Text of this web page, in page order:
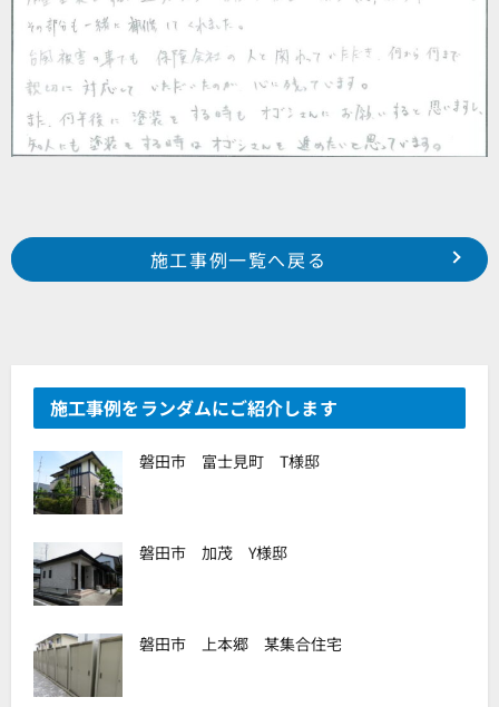
Prev
浜松市 中区 鴨江町 N様邸
浜松市 南区 若林町 S様邸
施工事例一覧へ戻る
施工事例をランダムにご紹介します
磐田市 富士見町 T様邸
磐田市 加茂 Y様邸
磐田市 上本郷 某集合住宅